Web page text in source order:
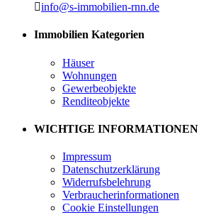
info@s-immobilien-rnn.de
Immobilien Kategorien
Häuser
Wohnungen
Gewerbeobjekte
Renditeobjekte
WICHTIGE INFORMATIONEN
Impressum
Datenschutzerklärung
Widerrufsbelehrung
Verbraucherinformationen
Cookie Einstellungen